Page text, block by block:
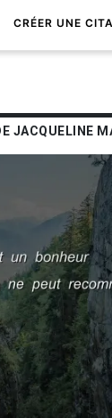
CRÉER UNE
JACQUELINE